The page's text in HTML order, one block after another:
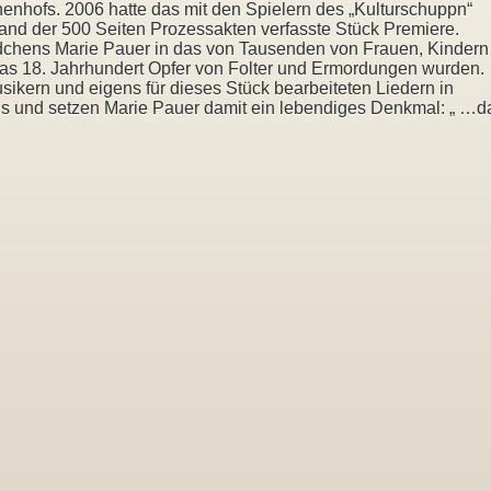
2006 hatte das mit den Spielern des „Kulturschuppn“
der 500 Seiten Prozessakten verfasste Stück Premiere.
Marie Pauer in das von Tausenden von Frauen, Kindern
18. Jahrhundert Opfer von Folter und Ermordungen wurden.
und eigens für dieses Stück bearbeiteten Liedern in
und setzen Marie Pauer damit ein lebendiges Denkmal: „